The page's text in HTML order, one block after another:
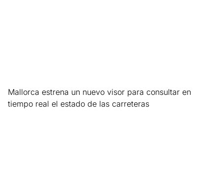
Mallorca estrena un nuevo visor para consultar en
tiempo real el estado de las carreteras